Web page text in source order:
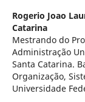
Rogerio Joao
Catarina
Mestrando do
Administração
Santa Catarina.
Organização,
Universidade